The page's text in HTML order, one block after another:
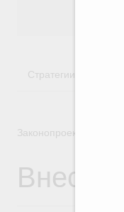
Стратегии
Законопроектная